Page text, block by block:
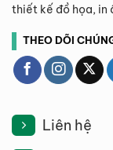
thiết kế đồ họa, in
THEO DÕI
Liên hệ